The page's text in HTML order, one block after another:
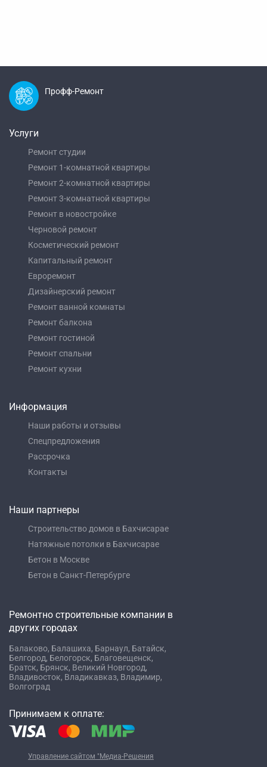
Профф-Ремонт
Принимаем к оплате:
Услуги
Ремонт студии
Ремонт 1-комнатной квартиры
Ремонт 2-комнатной квартиры
Ремонт 3-комнатной квартиры
Ремонт в новостройке
Черновой ремонт
Косметический ремонт
Капитальный ремонт
Евроремонт
Дизайнерский ремонт
Ремонт ванной комнаты
Ремонт балкона
Ремонт гостиной
Ремонт спальни
Ремонт кухни
Информация
Наши работы и отзывы
Спецпредложения
Рассрочка
Контакты
Наши партнеры
Строительство домов в Бахчисарае
Натяжные потолки в Бахчисарае
Бетон в Москве
Бетон в Санкт-Петербурге
Ремонтно строительные компании в
других городах
Балаково, Балашиха, Барнаул, Батайск,
Белгород, Белогорск, Благовещенск,
Братск, Брянск, Великий Новгород,
Владивосток, Владикавказ, Владимир,
Волгоград
Управление сайтом "Медиа-Решения